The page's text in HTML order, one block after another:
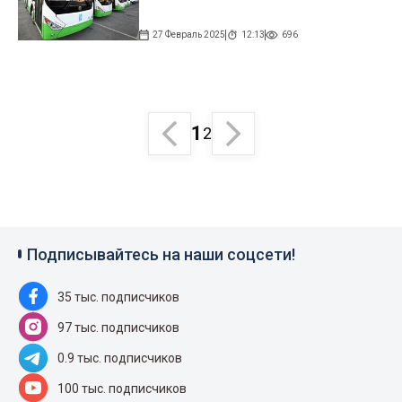
27 Февраль 2025 12:13 696
1 2
Подписывайтесь на наши соцсети!
35 тыс. подписчиков
97 тыс. подписчиков
0.9 тыс. подписчиков
100 тыс. подписчиков